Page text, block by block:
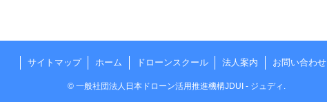
サイトマップ ホーム ドローンスクール 法人案内 お問い合わせ
© 一般社団法人日本ドローン活用推進機構JDUI - ジュディ.